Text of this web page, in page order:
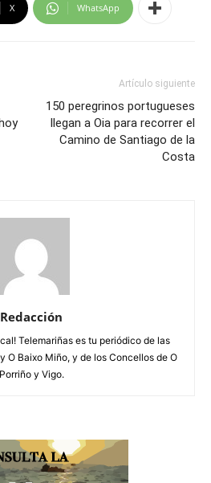
X WhatsApp
Artículo siguiente
150 peregrinos portugueses
llegan a Oia para recorrer el
Camino de Santiago de la
Costa
Redacción
Telemariñas es tu periódico de las
O Baixo Miño, y de los Concellos de O
Porriño y Vigo.